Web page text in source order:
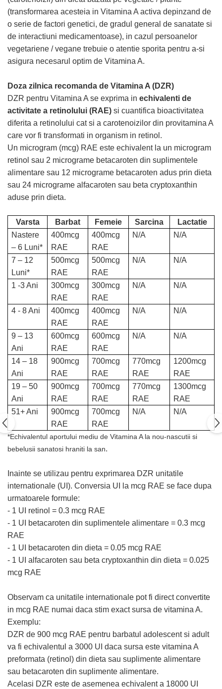
(transformarea acesteia in Vitamina A activa depinzand de
o serie de factori genetici, de gradul general de sanatate si
de interactiuni medicamentoase), in cazul persoanelor
vegetariene / vegane trebuie o atentie sporita pentru a-si
asigura necesarul optim de Vitamina A.
Doza zilnica recomanda de Vitamina A (DZR)
DZR pentru Vitamina A se exprima in echivalenti de
activitate a retinolului (RAE) si cuantifica bioactivitatea
diferita a retinolului cat si a carotenoizilor din provitamina A
care vor fi transformati in organism in retinol.
Un microgram (mcg) RAE este echivalent la un microgram
retinol sau 2 micrograme betacaroten din suplimentele
alimentare sau 12 micrograme betacaroten adus prin dieta
sau 24 micrograme alfacaroten sau beta cryptoxanthin
aduse prin dieta.
Varsta Barbat Femeie Sarcina
Lactatie
Nastere
– 6 Luni*
400mcg
RAE
400mcg
RAE
N/A N/A
7 – 12
Luni*
500mcg
RAE
500mcg
RAE
N/A N/A
1 -3 Ani
300mcg
RAE
300mcg
RAE
N/A N/A
4 - 8 Ani
400mcg
RAE
400mcg
RAE
N/A N/A
9 – 13
Ani
600mcg
RAE
600mcg
RAE
N/A N/A
14 – 18
Ani
900mcg
RAE
700mcg
RAE
770mcg
RAE
1200mcg
RAE
19 – 50
Ani
900mcg
RAE
700mcg
RAE
770mcg
RAE
1300mcg
RAE
51+ Ani
900mcg
RAE
700mcg
RAE
N/A N/A
*Echivalentul aportului mediu de Vitamina A la nou-nascutii si
bebelusii sanatosi hraniti la san.
Inainte se utilizau pentru exprimarea DZR unitatile
internationale (UI). Conversia UI la mcg RAE se face dupa
urmatoarele formule:
- 1 UI retinol = 0.3 mcg RAE
- 1 UI betacaroten din suplimentele alimentare = 0.3 mcg
RAE
- 1 UI betacaroten din dieta = 0.05 mcg RAE
- 1 UI alfacaroten sau beta cryptoxanthin din dieta = 0.025
mcg RAE
Observam ca unitatile internationale pot fi direct convertite
in mcg RAE numai daca stim exact sursa de vitamina A.
Exemplu:
DZR de 900 mcg RAE pentru barbatul adolescent si adult
va fi echivalentul a 3000 UI daca sursa este vitamina A
preformata (retinol) din dieta sau suplimente alimentare
sau betacaroten din suplimente alimentare.
Acelasi DZR este de asemenea echivalent a 18000 UI